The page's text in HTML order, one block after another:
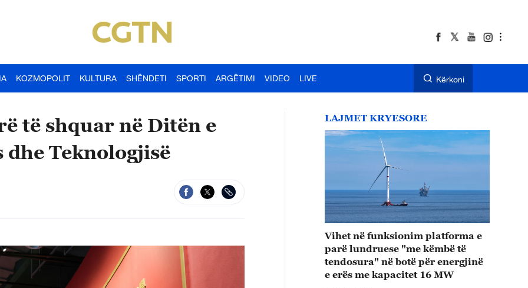
KOZMOPOLIT KULTURA SHËNDETI SPORTI ARGËTIMI VIDEO LIVE Kërkoni
të shquar në Ditën e
dhe Teknologjisë
LAJMET KRYESORE
Vihet në funksionim platforma e
parë lundruese "me këmbë të
tendosura" në botë për energjinë
e erës me kapacitet 16 MW